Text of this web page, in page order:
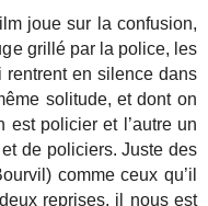
joue sur la confusion,
grillé par la police, les
rentrent en silence dans
solitude, et dont on
est policier et l’autre un
de policiers. Juste des
comme ceux qu’il
reprises, il nous est